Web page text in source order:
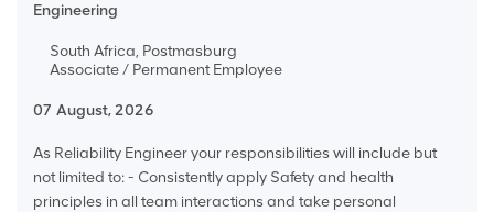
Engineering
South Africa, Postmasburg
Associate / Permanent Employee
07 August, 2026
As Reliability Engineer your responsibilities will include but
not limited to: - Consistently apply Safety and health
principles in all team interactions and take personal